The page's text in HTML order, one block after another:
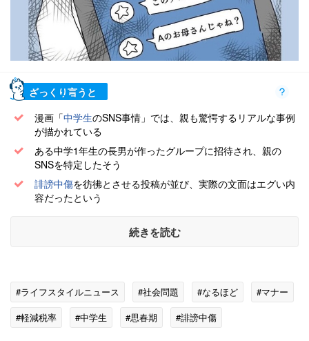
ざっくり言うと
漫画「中学生のSNS事情」では、親も驚愕するリアルな事例
が描かれている
ある中学1年生の長男が作ったグループに招待され、親の
SNSを特定したそう
誹謗中傷を彷彿とさせる投稿が並び、実際の文面はエグい内
容だったという
続きを読む
#ライフスタイルニュース #社会問題 #なるほど
#マナー
#軽減税率
#中学生 #思春期 #誹謗中傷